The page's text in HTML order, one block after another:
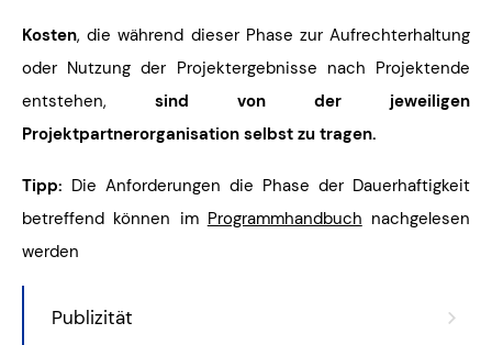
Publizität
Kosten, die während dieser Phase zur Aufrechterhaltung
oder Nutzung der Projektergebnisse nach Projektende
entstehen, sind von der jeweiligen
Projektpartnerorganisation selbst zu tragen.
Tipp: Die Anforderungen die Phase der Dauerhaftigkeit
betreffend können im Programmhandbuch nachgelesen
werden